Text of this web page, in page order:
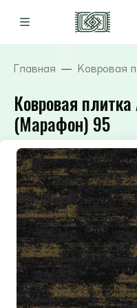
Главная Ковровая
Ковровая
(Марафон) 95